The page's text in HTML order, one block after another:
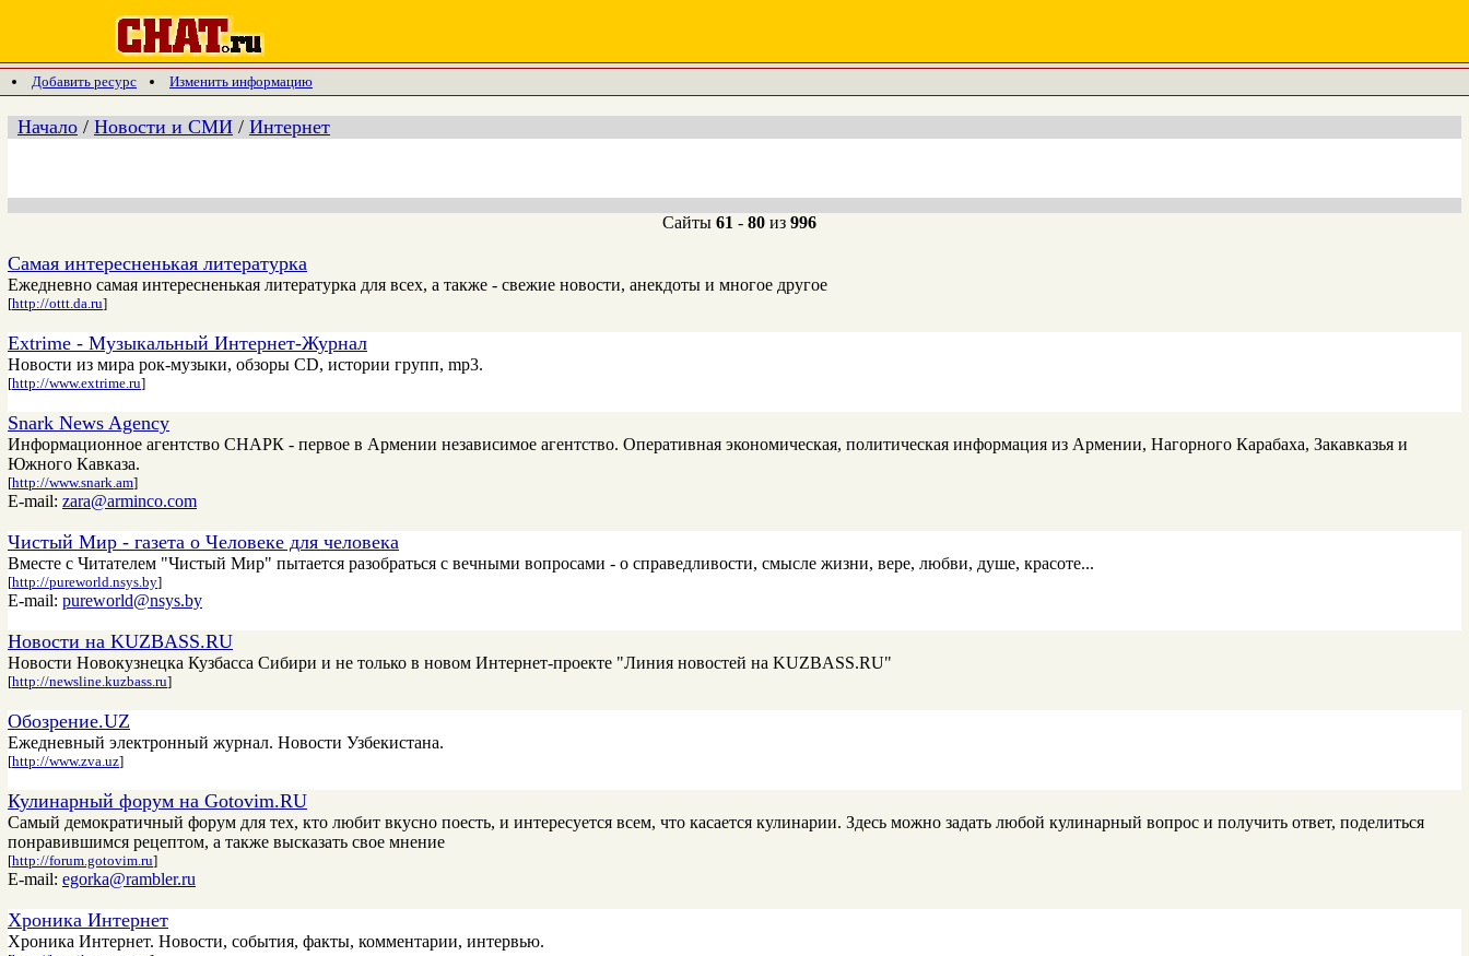
Добавить ресурс Изменить информацию
Начало / Новости и СМИ / Интернет
Сайты 61 - 80из 996
Самая интересненькая литературка
Ежедневно самая интересненькая литературка для всех, а также - свежие новости, анекдоты и многое другое
[http://ottt.da.ru]
Extrime - Музыкальный Интернет-Журнал
Новости из мира рок-музыки, обзоры CD, истории групп, mp3.
[http://www.extrime.ru]
Snark News Agency
Информационное агентство СНАРК - первое в Армении независимое агентство. Оперативная экономическая, политическая информация из Армении, Нагорного Карабаха, Закавказья и
Южного Кавказа.
[http://www.snark.am]
E-mail: zara@arminco.com
Чистый Мир - газета о Человеке для человека
Вместе с Читателем "Чистый Мир" пытается разобраться с вечными вопросами - о справедливости, смысле жизни, вере, любви, душе, красоте...
[http://pureworld.nsys.by]
E-mail: pureworld@nsys.by
Новости на KUZBASS.RU
Новости Новокузнецка Кузбасса Сибири и не только в новом Интернет-проекте "Линия новостей на KUZBASS.RU"
[http://newsline.kuzbass.ru]
Обозрение.UZ
Ежедневный электронный журнал. Новости Узбекистана.
[http://www.zva.uz]
Кулинарный форум на Gotovim.RU
Самый демократичный форум для тех, кто любит вкусно поесть, и интересуется всем, что касается кулинарии. Здесь можно задать любой кулинарный вопрос и получить ответ, поделиться
понравившимся рецептом, а также высказать свое мнение
[http://forum.gotovim.ru]
E-mail: egorka@rambler.ru
Хроника Интернет
Хроника Интернет. Новости, события, факты, комментарии, интервью.